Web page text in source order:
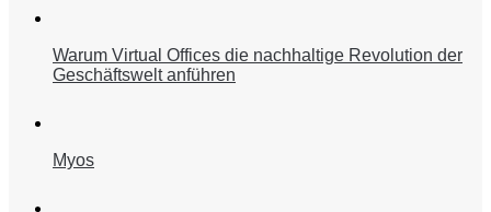
Warum Virtual Offices die nachhaltige Revolution der
Geschäftswelt anführen
Myos